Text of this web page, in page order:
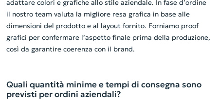
adattare colori e grafiche allo stile aziendale. In fase d’ordine
il nostro team valuta la migliore resa grafica in base alle
dimensioni del prodotto e al layout fornito. Forniamo proof
grafici per confermare l’aspetto finale prima della produzione,
così da garantire coerenza con il brand.
Quali quantità minime e tempi di consegna sono
previsti per ordini aziendali?